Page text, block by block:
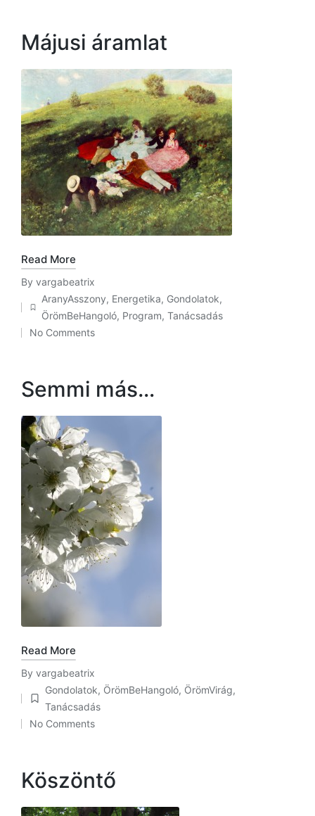
Májusi áramlat
Read More
Posted
by
By vargabeatrix
Posted
in
AranyAsszony, Energetika, Gondolatok,
ÖrömBeHangoló, Program,Tanácsadás
No Comments
Semmi más…
Read More
Posted
by
By vargabeatrix
Posted
in
Gondolatok, ÖrömBeHangoló, ÖrömVirág,
Tanácsadás
No Comments
Köszöntő